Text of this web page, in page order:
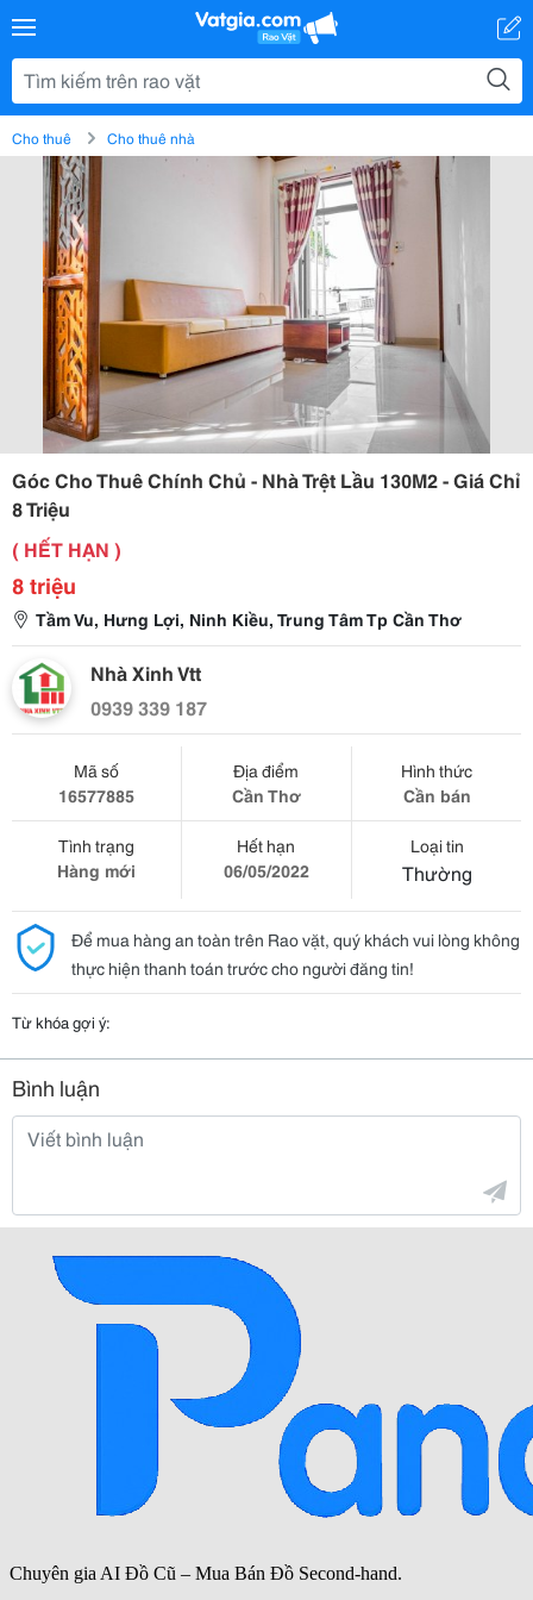
Cho thuê Cho thuê nhà
Góc Cho Thuê Chính Chủ - Nhà Trệt Lầu 130M2 - Giá Chỉ
8 Triệu
( HẾT HẠN )
8 triệu
Tầm Vu, Hưng Lợi, Ninh Kiều, Trung Tâm Tp Cần Thơ
Nhà Xinh Vtt
0939 339 187
Mã số
16577885
Địa điểm
Cần Thơ
Hình thức
Cần bán
Tình trạng
Hàng mới
Hết hạn
06/05/2022
Loại tin
Thường
Để mua hàng an toàn trên Rao vặt, quý khách vui lòng không
thực hiện thanh toán trước cho người đăng tin!
Từ khóa gợi ý:
Bình luận